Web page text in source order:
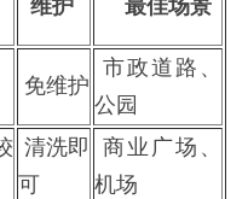
维护 最佳场景
免维护
市政道路、
公园
清洗即
可
商业广场、
机场